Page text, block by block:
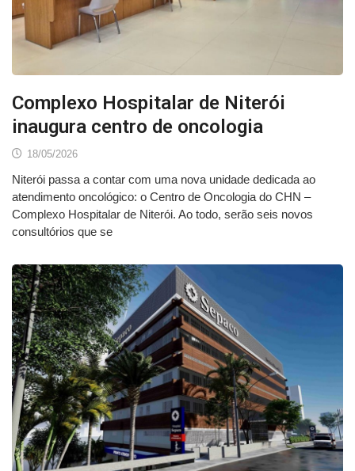
Complexo Hospitalar de Niterói
inaugura centro de oncologia
18/05/2026
Niterói passa a contar com uma nova unidade dedicada ao
atendimento oncológico: o Centro de Oncologia do CHN –
Complexo Hospitalar de Niterói. Ao todo, serão seis novos
consultórios que se